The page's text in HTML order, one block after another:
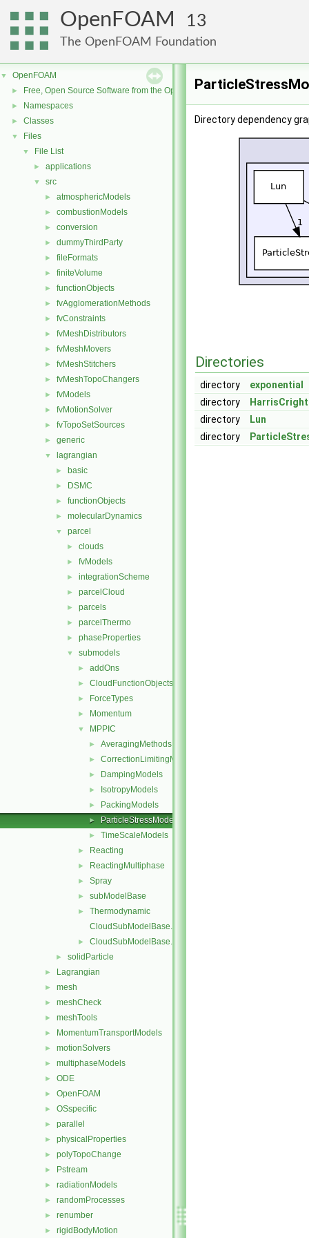
OpenFOAM 13
The OpenFOAM Foundation
▼ OpenFOAM
► Free, Open Source Software from the OpenFOAM Foundation
► Namespaces
► Classes
▼ Files
▼ File List
► applications
▼ src
► atmosphericModels
► combustionModels
► conversion
► dummyThirdParty
► fileFormats
► finiteVolume
► functionObjects
► fvAgglomerationMethods
► fvConstraints
► fvMeshDistributors
► fvMeshMovers
► fvMeshStitchers
► fvMeshTopoChangers
► fvModels
► fvMotionSolver
► fvTopoSetSources
► generic
▼ lagrangian
► basic
► DSMC
► functionObjects
► molecularDynamics
▼ parcel
► clouds
► fvModels
► integrationScheme
► parcelCloud
► parcels
► parcelThermo
► phaseProperties
▼ submodels
► addOns
► CloudFunctionObjects
► ForceTypes
► Momentum
▼ MPPIC
► AveragingMethods
► CorrectionLimitingMethods
► DampingModels
► IsotropyModels
► PackingModels
► ParticleStressModels
► TimeScaleModels
► Reacting
► ReactingMultiphase
► Spray
► subModelBase
►
Thermodynamic
CloudSubModelBase.C
► CloudSubModelBase.H
► solidParticle
► Lagrangian
► mesh
► meshCheck
► meshTools
► MomentumTransportModels
► motionSolvers
► multiphaseModels
► ODE
► OpenFOAM
► OSspecific
► parallel
► physicalProperties
► polyTopoChange
► Pstream
► radiationModels
► randomProcesses
► renumber
► rigidBodyMotion
Directory dependency
Directories
directory
exponential
directory
directory
Lun
directory